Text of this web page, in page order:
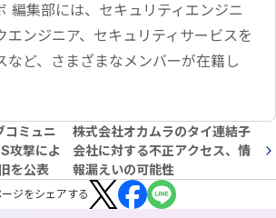
編集部には、セキュリティエンジニ
エンジニア、セキュリティサービスを
など、さまざまなメンバーが在籍し
コミュニ
攻撃によ
を公表
株式会社オカムラのタイ連結子
会社に対する不正アクセス、情
報漏えいの可能性
ージをシェアする